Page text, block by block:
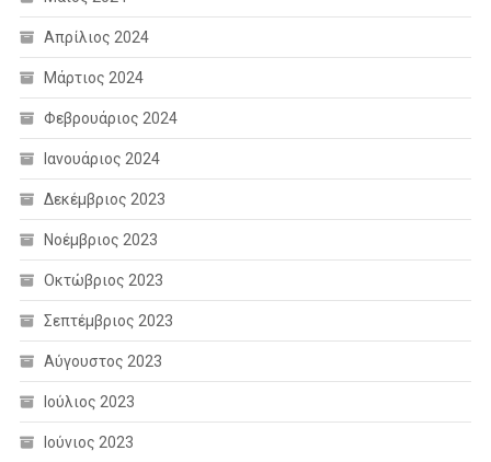
Απρίλιος 2024
Μάρτιος 2024
Φεβρουάριος 2024
Ιανουάριος 2024
Δεκέμβριος 2023
Νοέμβριος 2023
Οκτώβριος 2023
Σεπτέμβριος 2023
Αύγουστος 2023
Ιούλιος 2023
Ιούνιος 2023